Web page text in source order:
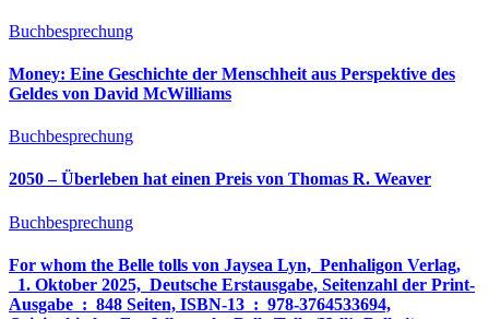
Buchbesprechung
Money: Eine Geschichte der Menschheit aus Perspektive des
Geldes von David McWilliams
Buchbesprechung
2050 – Überleben hat einen Preis von Thomas R. Weaver
Buchbesprechung
For whom the Belle tolls von Jaysea Lyn, ‎ Penhaligon Verlag,
‎ 1. Oktober 2025, ‎ Deutsche Erstausgabe, Seitenzahl der Print-
Ausgabe ‏ : ‎ 848 Seiten, ISBN-13 ‏ : ‎ 978-3764533694,